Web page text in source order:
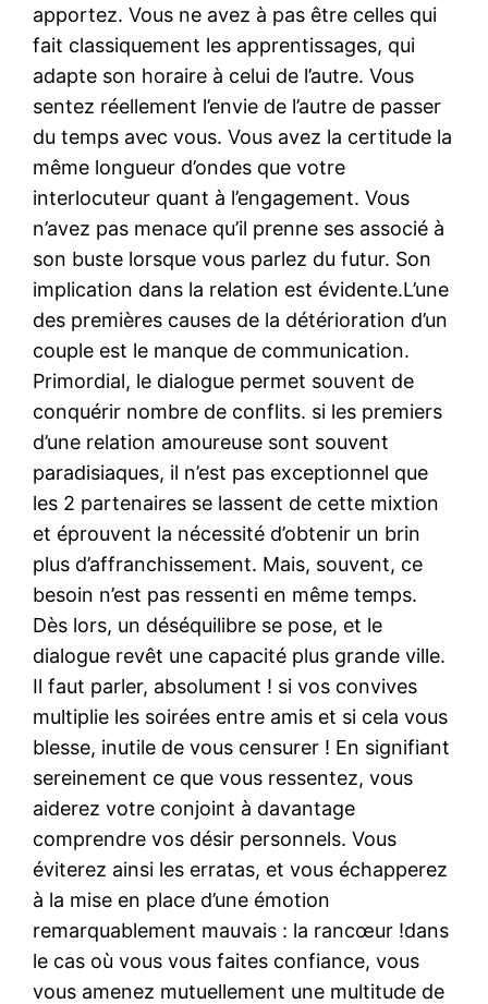
apportez. Vous ne avez à pas être celles qui
fait classiquement les apprentissages, qui
adapte son horaire à celui de l’autre. Vous
sentez réellement l’envie de l’autre de passer
du temps avec vous. Vous avez la certitude la
même longueur d’ondes que votre
interlocuteur quant à l’engagement. Vous
n’avez pas menace qu’il prenne ses associé à
son buste lorsque vous parlez du futur. Son
implication dans la relation est évidente.L’une
des premières causes de la détérioration d’un
couple est le manque de communication.
Primordial, le dialogue permet souvent de
conquérir nombre de conflits. si les premiers
d’une relation amoureuse sont souvent
paradisiaques, il n’est pas exceptionnel que
les 2 partenaires se lassent de cette mixtion
et éprouvent la nécessité d’obtenir un brin
plus d’affranchissement. Mais, souvent, ce
besoin n’est pas ressenti en même temps.
Dès lors, un déséquilibre se pose, et le
dialogue revêt une capacité plus grande ville.
Il faut parler, absolument ! si vos convives
multiplie les soirées entre amis et si cela vous
blesse, inutile de vous censurer ! En signifiant
sereinement ce que vous ressentez, vous
aiderez votre conjoint à davantage
comprendre vos désir personnels. Vous
éviterez ainsi les erratas, et vous échapperez
à la mise en place d’une émotion
remarquablement mauvais : la rancœur !dans
le cas où vous vous faites confiance, vous
vous amenez mutuellement une multitude de